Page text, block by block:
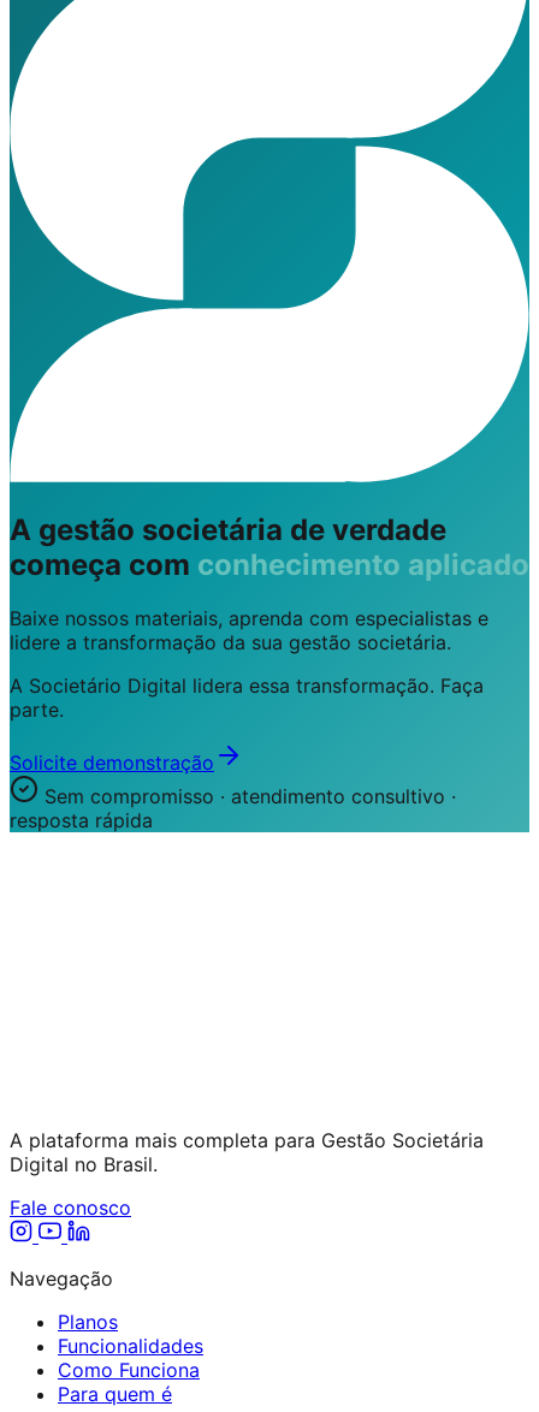
A gestão societária de verdade
começa com conhecimento aplicado
Baixe nossos materiais, aprenda com especialistas e
lidere a transformação da sua gestão societária.
A Societário Digital lidera essa transformação. Faça
parte.
Solicite demonstração
Sem compromisso · atendimento consultivo ·
resposta rápida
A plataforma mais completa para Gestão Societária
Digital no Brasil.
Fale conosco
Navegação
Planos
Funcionalidades
Como Funciona
Para quem é